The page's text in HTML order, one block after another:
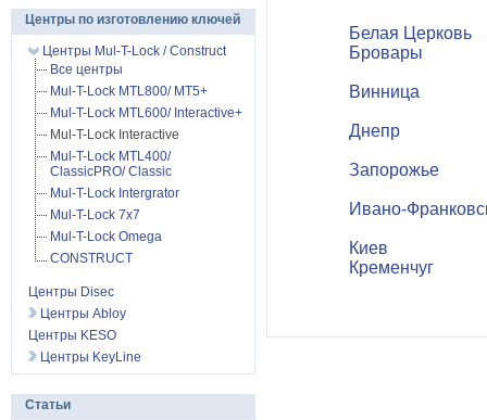
Белая Церковь
Бровары
Винница
Днепр
Запорожье
Ивано-
Киев
Кременчуг
Центры по изготовлению ключей
Центры Mul-T-Lock / Construct
Все центры
Mul-T-Lock MTL800/ MT5+
Mul-T-Lock MTL600/ Interactive+
Mul-T-Lock Interactive
Mul-T-Lock MTL400/
ClassicPRO/ Classic
Mul-T-Lock Intergrator
Mul-T-Lock 7x7
Mul-T-Lock Omega
CONSTRUCT
Центры Disec
Центры Abloy
Центры KESO
Центры KeyLine
Статьи